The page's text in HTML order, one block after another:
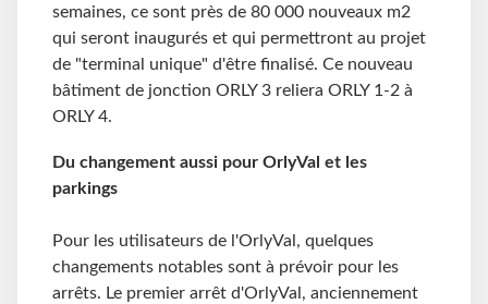
semaines, ce sont près de 80 000 nouveaux m2
qui seront inaugurés et qui permettront au projet
de "terminal unique" d'être finalisé. Ce nouveau
bâtiment de jonction ORLY 3 reliera ORLY 1-2 à
ORLY 4.
Du changement aussi pour OrlyVal et les
parkings
Pour les utilisateurs de l'OrlyVal, quelques
changements notables sont à prévoir pour les
arrêts. Le premier arrêt d'OrlyVal, anciennement